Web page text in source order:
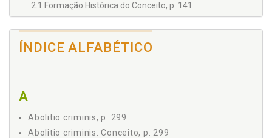
2.1 Formação Histórica do Conceito, p. 141
2.1.1 Direito Penal e História, p. 141
2.1.2 Origens do Humanismo Iluminista, p. 148
2.2 O Homem-Médio, p. 154
2.3.3 O Penalismo Moralista, p. 187
3 Possui o Direito Penal uma Função Ética?, p. 209
ÍNDICE ALFABÉTICO
A
Abolitio criminis, p. 299
Abolitio criminis. Conceito, p. 299